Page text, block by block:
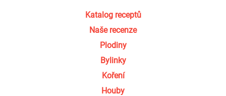
Katalog receptů
Naše recenze
Plodiny
Bylinky
Koření
Houby